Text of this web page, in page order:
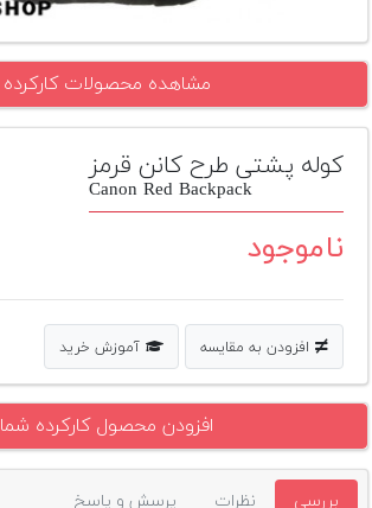
مکث
محصول
دوم
قیمت
دوربین
بله
مشاهده محصولات کارکرده
کوله پشتی طرح کانن قرمز
Canon Red Backpack
ناموجود
افزودن به مقایسه آموزش خرید
افزودن محصول کارکرده شما
بررسی نظرات پرسش و پاسخ